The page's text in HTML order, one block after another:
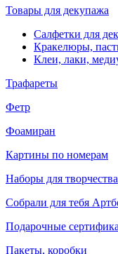
Товары для декупажа
Салфетки для
Кракелюры,
Клеи, лаки,
Трафареты
Фетр
Фоамиран
Картины по номерам
Наборы для творчества
Собрали для тебя
Подарочные
Пакеты, коробки